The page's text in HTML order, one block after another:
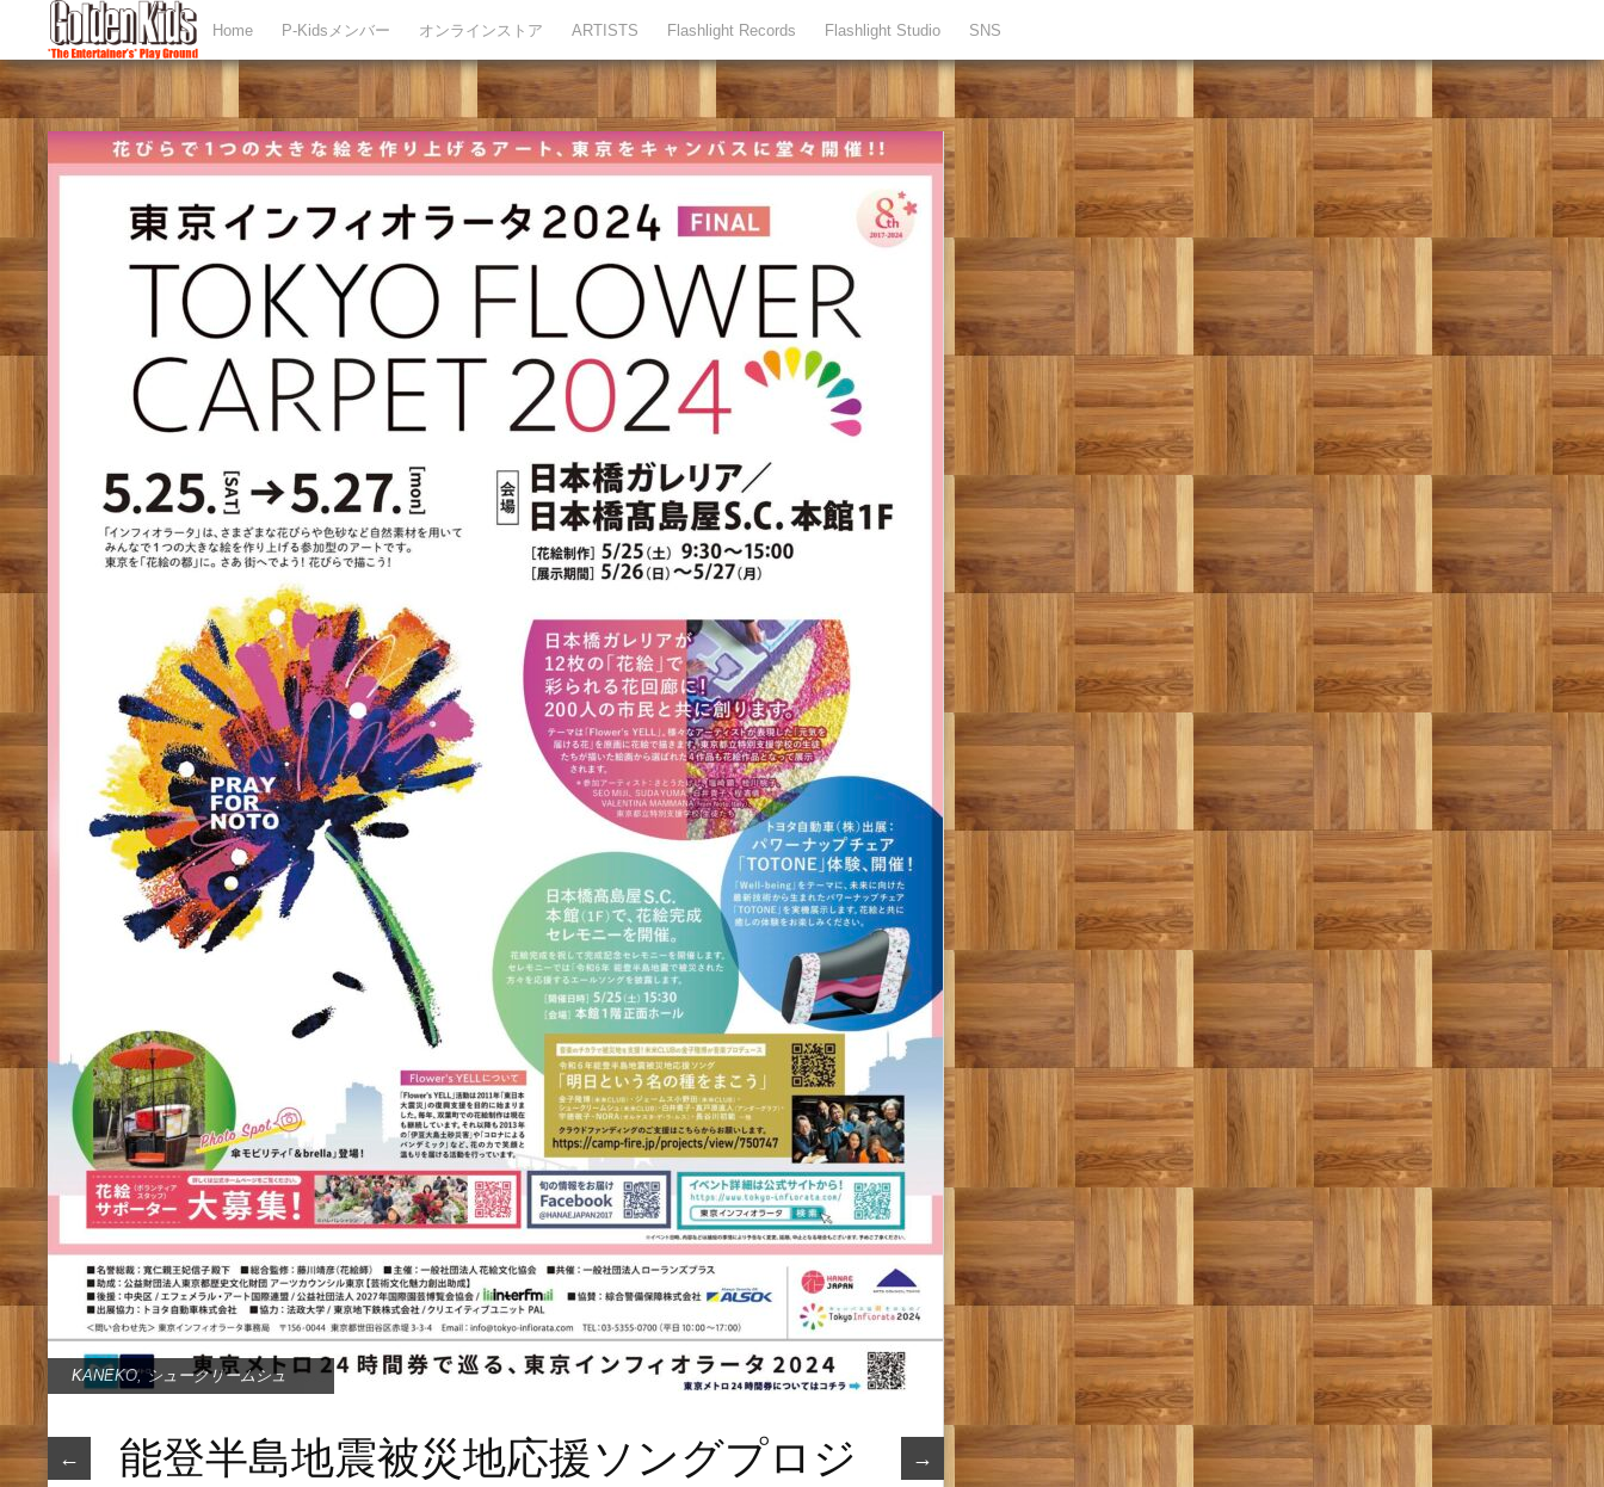
Home P-Kidsメンバー オンラインストア ARTISTS Flashlight Records Flashlight Studio SNS
KANEKO,シュークリームシュ
← →
能登半島地震被災地応援ソングプロジ